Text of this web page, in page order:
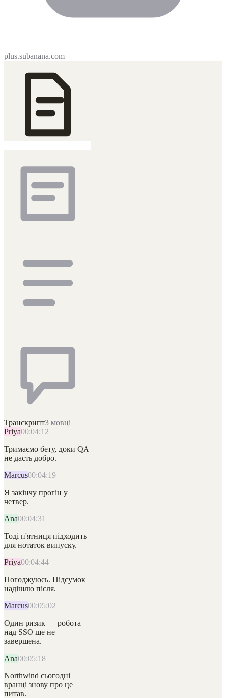
plus.subanana.com
Транскрипт3 мовці
Priya00:04:12
Тримаємо бету, доки QA
не дасть добро.
Marcus00:04:19
Я закінчу прогін у
четвер.
Ana00:04:31
Тоді п'ятниця підходить
для нотаток випуску.
Priya00:04:44
Погоджуюсь. Підсумок
надішлю після.
Marcus00:05:02
Один ризик — робота
над SSO ще не
завершена.
Ana00:05:18
Northwind сьогодні
вранці знову про це
питав.